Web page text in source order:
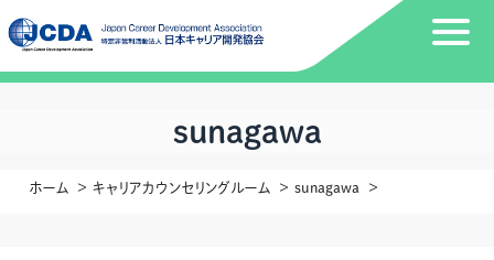
sunagawa
ホーム キャリアカウンセリングルーム sunagawa